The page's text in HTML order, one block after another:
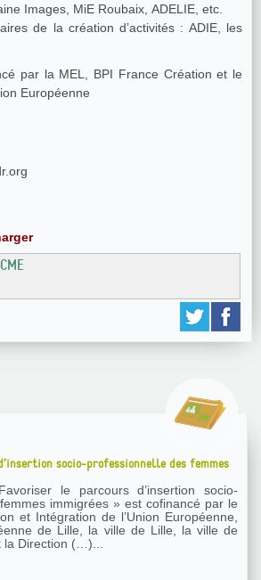
Images, MiE Roubaix, ADELIE, etc.
de la création d’activités : ADIE, les
par la MEL, BPI France Création et le
Européenne
socio-professionnelle des femmes
le parcours d’insertion socio-
et Intégration de l’Union Européenne,
de Lille, la ville de Lille, la ville de
la Direction (…)...